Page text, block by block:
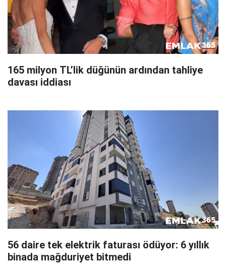
165 milyon TL’lik düğünün ardından tahliye
davası iddiası
56 daire tek elektrik faturası ödüyor: 6 yıllık
binada mağduriyet bitmedi